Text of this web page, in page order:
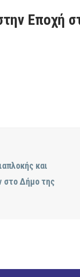
Εποχή
και
στο Δήμο της